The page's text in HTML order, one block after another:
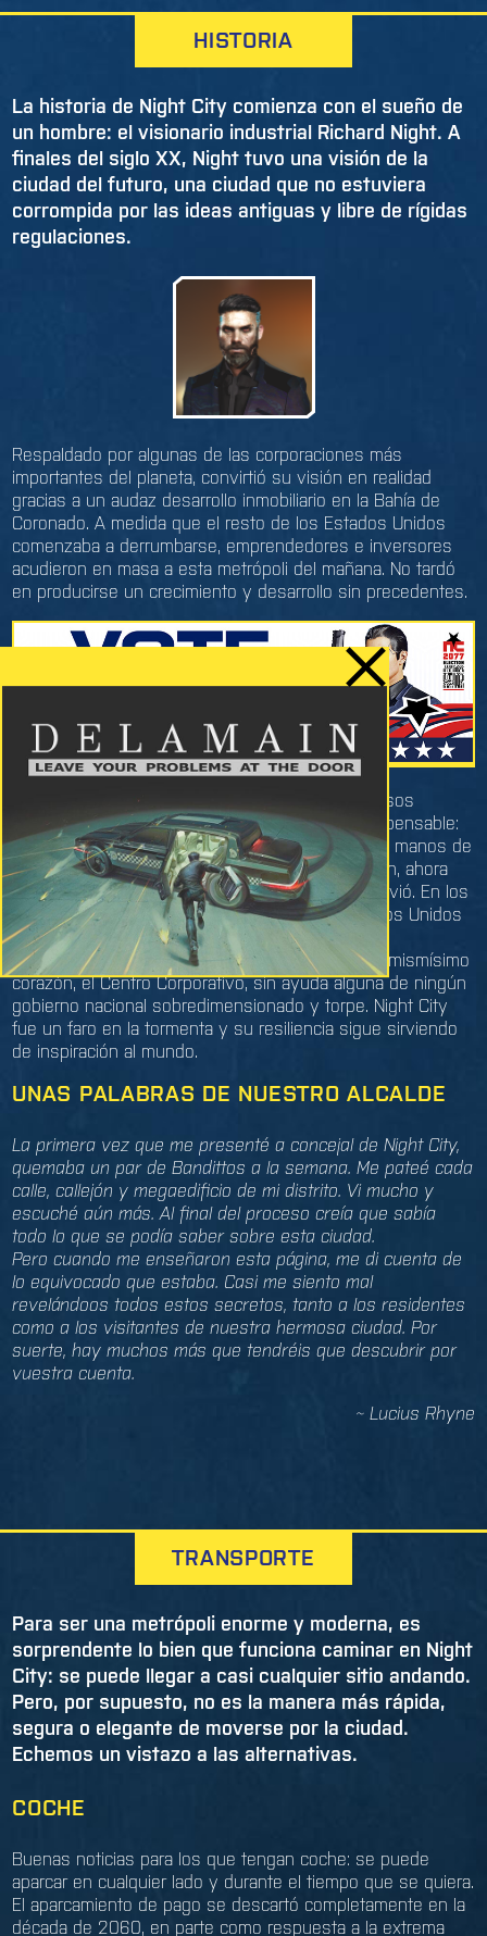
HISTORIA
La historia de Night City comienza con el sueño de
un hombre: el visionario industrial Richard Night. A
finales del siglo XX, Night tuvo una visión de la
ciudad del futuro, una ciudad que no estuviera
corrompida por las ideas antiguas y libre de rígidas
regulaciones.
Respaldado por algunas de las corporaciones más
importantes del planeta, convirtió su visión en realidad
gracias a un audaz desarrollo inmobiliario en la Bahía de
Coronado. A medida que el resto de los Estados Unidos
comenzaba a derrumbarse, emprendedores e inversores
acudieron en masa a esta metrópoli del mañana. No tardó
en producirse un crecimiento y desarrollo sin precedentes.
Por desgracia, intereses opuestos y rivales celosos
lucharon por sabotear esta visión y ocurrió lo impensable:
Richard Night fue asesinado en su propia casa, a manos de
atacantes sin identificar. Sin embargo, su creación, ahora
bajo el nombre de «Night City» en su honor, pervivió. En los
años posteriores, se libró del yugo de los Estados Unidos
y sorteó con habilidad catástrofes inimaginables,
incluyendo una explosión nuclear que arrasó su mismísimo
corazón, el Centro Corporativo, sin ayuda alguna de ningún
gobierno nacional sobredimensionado y torpe. Night City
fue un faro en la tormenta y su resiliencia sigue sirviendo
de inspiración al mundo.
UNAS PALABRAS DE NUESTRO ALCALDE
La primera vez que me presenté a concejal de Night City,
quemaba un par de Bandittos a la semana. Me pateé cada
calle, callejón y megaedificio de mi distrito. Vi mucho y
escuché aún más. Al final del proceso creía que sabía
todo lo que se podía saber sobre esta ciudad.
Pero cuando me enseñaron esta página, me di cuenta de
lo equivocado que estaba. Casi me siento mal
revelándoos todos estos secretos, tanto a los residentes
como a los visitantes de nuestra hermosa ciudad. Por
suerte, hay muchos más que tendréis que descubrir por
vuestra cuenta.
~ Lucius Rhyne
TRANSPORTE
Para ser una metrópoli enorme y moderna, es
sorprendente lo bien que funciona caminar en Night
City: se puede llegar a casi cualquier sitio andando.
Pero, por supuesto, no es la manera más rápida,
segura o elegante de moverse por la ciudad.
Echemos un vistazo a las alternativas.
COCHE
Buenas noticias para los que tengan coche: se puede
aparcar en cualquier lado y durante el tiempo que se quiera.
El aparcamiento de pago se descartó completamente en la
década de 2060, en parte como respuesta a la extrema